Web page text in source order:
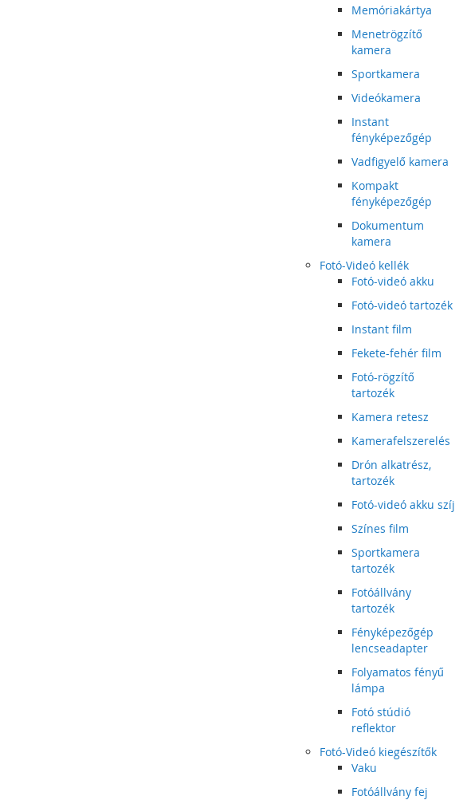
Memóriakártya
Menetrögzítő
kamera
Sportkamera
Videókamera
Instant
fényképezőgép
Vadfigyelő kamera
Kompakt
fényképezőgép
Dokumentum
kamera
Fotó-Videó kellék
Fotó-videó akku
Fotó-videó tartozék
Instant film
Fekete-fehér film
Fotó-rögzítő
tartozék
Kamera retesz
Kamerafelszerelés
Drón alkatrész,
tartozék
Fotó-videó akku szíj
Színes film
Sportkamera
tartozék
Fotóállvány
tartozék
Fényképezőgép
lencseadapter
Folyamatos fényű
lámpa
Fotó stúdió
reflektor
Fotó-Videó kiegészítők
Vaku
Fotóállvány fej